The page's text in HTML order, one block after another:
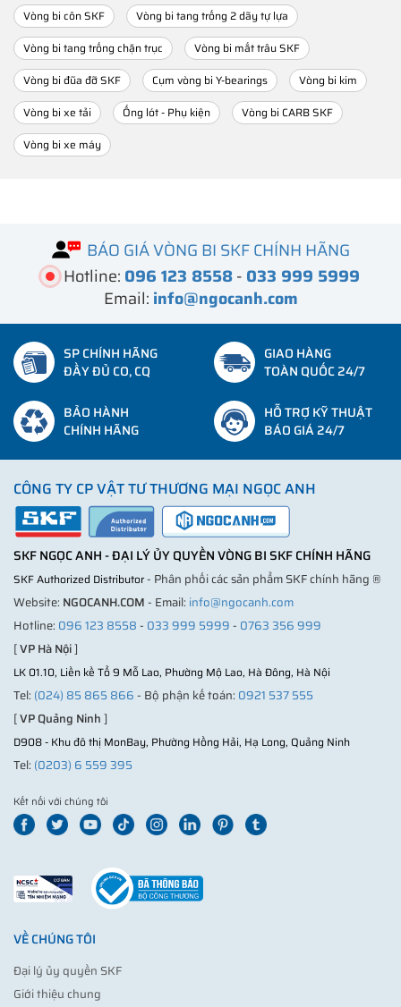
Vòng bi côn SKF
Vòng bi tang trống 2 dãy tự lựa
Vòng bi tang trống chặn trục
Vòng bi mắt trâu SKF
Vòng bi đũa đỡ SKF
Cụm vòng bi Y-bearings
Vòng bi kim
Vòng bi xe tải
Ống lót - Phụ kiện
Vòng bi CARB SKF
Vòng bi xe máy
BÁO GIÁ VÒNG BI SKF CHÍNH HÃNG
Hotline: 096 123 8558- 033 999 5999
Email: info@ngocanh.com
SP CHÍNH HÃNG
ĐẦY ĐỦ CO, CQ
GIAO HÀNG
TOÀN QUỐC 24/7
BẢO HÀNH
CHÍNH HÃNG
HỖ TRỢ KỸ THUẬT
BÁO GIÁ 24/7
CÔNG TY CP VẬT TƯ THƯƠNG MẠI NGỌC ANH
SKF NGỌC ANH - ĐẠI LÝ ỦY QUYỀN VÒNG BI SKF CHÍNH HÃNG
SKF Authorized Distributor- Phân phối các sản phẩm SKF chính hãng ®
Website: NGOCANH.COM- Email: info@ngocanh.com
Hotline: 096 123 8558- 033 999 5999- 0763 356 999
[VP Hà Nội]
LK 01.10, Liền kề Tổ 9 Mỗ Lao, Phường Mộ Lao, Hà Đông, Hà Nội
Tel: (024) 85 865 866- Bộ phận kế toán: 0921 537 555
[VP Quảng Ninh]
D908 - Khu đô thị MonBay, Phường Hồng Hải, Hạ Long, Quảng Ninh
Tel: (0203) 6 559 395
Kết nối với chúng tôi
VỀ CHÚNG TÔI
Đại lý ủy quyền SKF
Giới thiệu chung